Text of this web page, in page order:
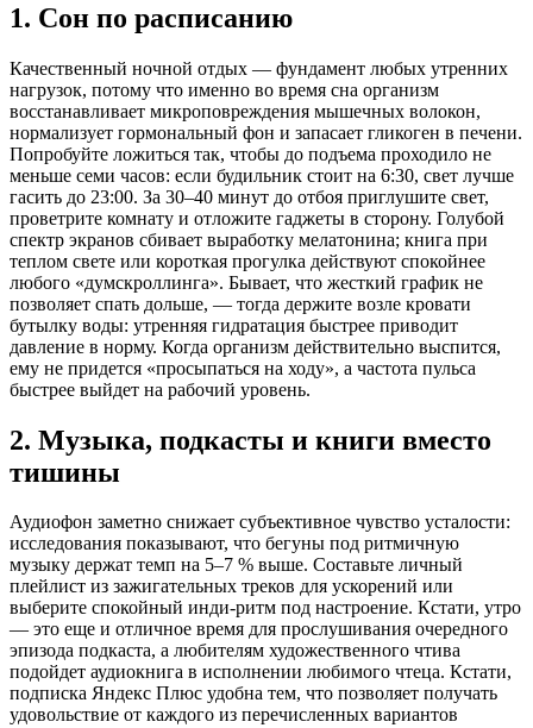
1. Сон по расписанию
Качественный ночной отдых — фундамент любых утренних
нагрузок, потому что именно во время сна организм
восстанавливает микроповреждения мышечных волокон,
нормализует гормональный фон и запасает гликоген в печени.
Попробуйте ложиться так, чтобы до подъема проходило не
меньше семи часов: если будильник стоит на 6:30, свет лучше
гасить до 23:00. За 30–40 минут до отбоя приглушите свет,
проветрите комнату и отложите гаджеты в сторону. Голубой
спектр экранов сбивает выработку мелатонина; книга при
теплом свете или короткая прогулка действуют спокойнее
любого «думскроллинга». Бывает, что жесткий график не
позволяет спать дольше, — тогда держите возле кровати
бутылку воды: утренняя гидратация быстрее приводит
давление в норму. Когда организм действительно выспится,
ему не придется «просыпаться на ходу», а частота пульса
быстрее выйдет на рабочий уровень.
2. Музыка, подкасты и книги вместо
тишины
Аудиофон заметно снижает субъективное чувство усталости:
исследования показывают, что бегуны под ритмичную
музыку держат темп на 5–7 % выше. Составьте личный
плейлист из зажигательных треков для ускорений или
выберите спокойный инди-ритм под настроение. Кстати, утро
— это еще и отличное время для прослушивания очередного
эпизода подкаста, а любителям художественного чтива
подойдет аудиокнига в исполнении любимого чтеца. Кстати,
подписка Яндекс Плюс удобна тем, что позволяет получать
удовольствие от каждого из перечисленных вариантов